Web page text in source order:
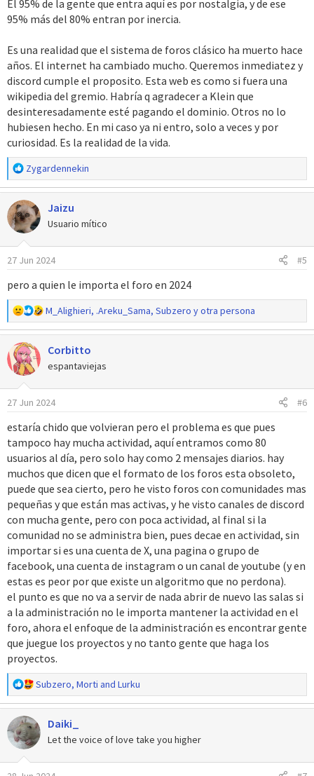
s
:
El 95% de la gente que entra aquí es por nostalgia, y de ese
95% más del 80% entran por inercia.
Es una realidad que el sistema de foros clásico ha muerto hace
años. El internet ha cambiado mucho. Queremos inmediatez y
discord cumple el proposito. Esta web es como si fuera una
wikipedia del gremio. Habría q agradecer a Klein que
desinteresadamente esté pagando el dominio. Otros no lo
hubiesen hecho. En mi caso ya ni entro, solo a veces y por
curiosidad. Es la realidad de la vida.
R
e
a
c
c
i
o
n
s
:
Zygardennekin
Jaizu
Usuario mítico
27 Jun 2024 #5
pero a quien le importa el foro en 2024
R
e
a
c
c
o
n
s
:
M_Alighieri, .Areku_Sama, Subzero y otra persona
Corbitto
espantaviejas
27 Jun 2024 #6
estaría chido que volvieran pero el problema es que pues
tampoco hay mucha actividad, aquí entramos como 80
usuarios al día, pero solo hay como 2 mensajes diarios. hay
muchos que dicen que el formato de los foros esta obsoleto,
puede que sea cierto, pero he visto foros con comunidades mas
pequeñas y que están mas activas, y he visto canales de discord
con mucha gente, pero con poca actividad, al final si la
comunidad no se administra bien, pues decae en actividad, sin
importar si es una cuenta de X, una pagina o grupo de
facebook, una cuenta de instagram o un canal de youtube (y en
estas es peor por que existe un algoritmo que no perdona).
el punto es que no va a servir de nada abrir de nuevo las salas si
a la administración no le importa mantener la actividad en el
foro, ahora el enfoque de la administración es encontrar gente
que juegue los proyectos y no tanto gente que haga los
proyectos.
R
e
a
c
c
o
Subzero, Morti and Lurku
Daiki_
Let the voice of love take you higher